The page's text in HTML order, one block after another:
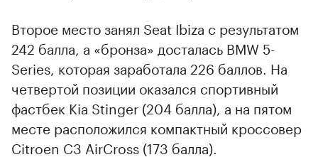
Второе место занял Seat Ibiza с результатом
242 балла, а «бронза» досталась BMW 5-
Series, которая заработала 226 баллов. На
четвертой позиции оказался спортивный
фастбек Kia Stinger (204 балла), а на пятом
месте расположился компактный кроссовер
Citroen C3 AirCross (173 балла).